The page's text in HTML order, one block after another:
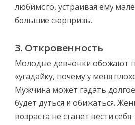
любимого, устраивая ему
большие сюрпризы.
3. Откровенность
Молодые девчонки обожают
«угадайку, почему у меня
Мужчина может гадать
будет дуться и обижаться.
возраста не станет вести